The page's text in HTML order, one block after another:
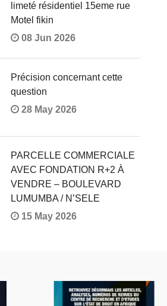
limeté résidentiel 15eme rue
Motel fikin
08 Jun 2026
Précision concernant cette
question
28 May 2026
PARCELLE COMMERCIALE
AVEC FONDATION R+2 À
VENDRE – BOULEVARD
LUMUMBA / N’SELE
15 May 2026